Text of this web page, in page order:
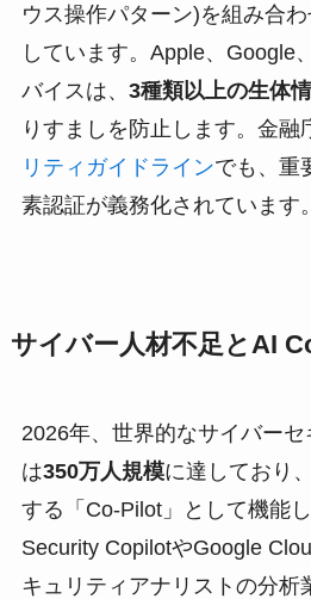
ウス操作パターン)を組み合
しています。Apple、Google
バイスは、 3種類以上の生体
りすましを防止します。金融
リティガイドラインでも、重
素認証が義務化されています。
サイバー人材不足とAI
2026年、世界的なサイバー
は350万人規模に達しており
する「Co-Pilot」として機能
Security CopilotやGoogle
キュリティアナリストの分析